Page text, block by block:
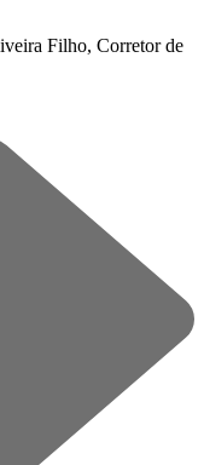
Filho, Corretor de